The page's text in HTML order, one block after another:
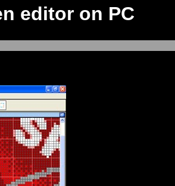
editor on PC